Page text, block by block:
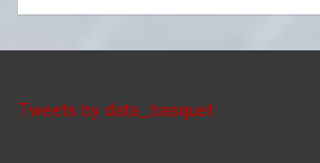
Tweets by data_basquet